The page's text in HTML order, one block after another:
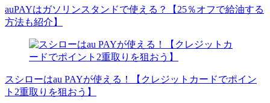
auPAYはガソリンスタンドで使える？【25％オフで給油する
方法も紹介】
スシローはau PAYが使える！【クレジットカードでポイン
ト2重取りを狙おう】